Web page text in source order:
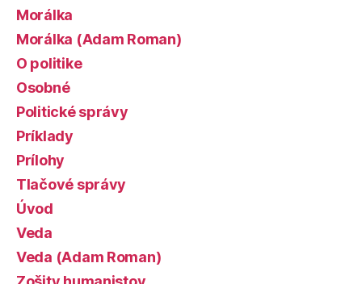
Morálka
Morálka (Adam Roman)
O politike
Osobné
Politické správy
Príklady
Prílohy
Tlačové správy
Úvod
Veda
Veda (Adam Roman)